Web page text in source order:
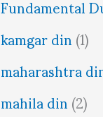
kamgar din(1)
maharashtra
mahila din(2)